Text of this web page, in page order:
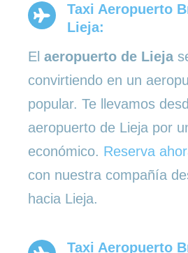
Taxi Aeropuerto
Lieja:
El aeropuerto de Lieja
convirtiendo en un
popular. Te llevamos
aeropuerto de Lieja por
económico. Reserva
con nuestra compañía
hacia Lieja.
Taxi Aeropuerto